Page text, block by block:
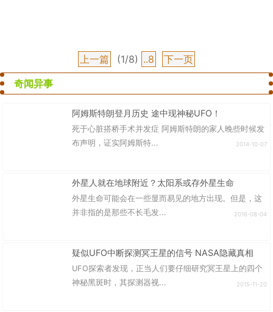
上一篇 (1/8) ..8
下一页
奇闻异事
阿姆斯特朗登月历史 途中现神秘UFO！
死于心脏搭桥手术并发症 阿姆斯特朗的家人晚些时候发
布声明，证实阿姆斯特...
2014-10-07
外星人就在地球附近？太阳系或存外星生命
外星生命可能会在一些显而易见的地方出现。但是，这
并非指的是那些不长毛发...
2016-08-04
疑似UFO中断探测冥王星的信号 NASA隐藏真相
UFO探索者发现，正当人们要仔细研究冥王星上的四个
神秘黑斑时，其探测器视...
2015-11-20